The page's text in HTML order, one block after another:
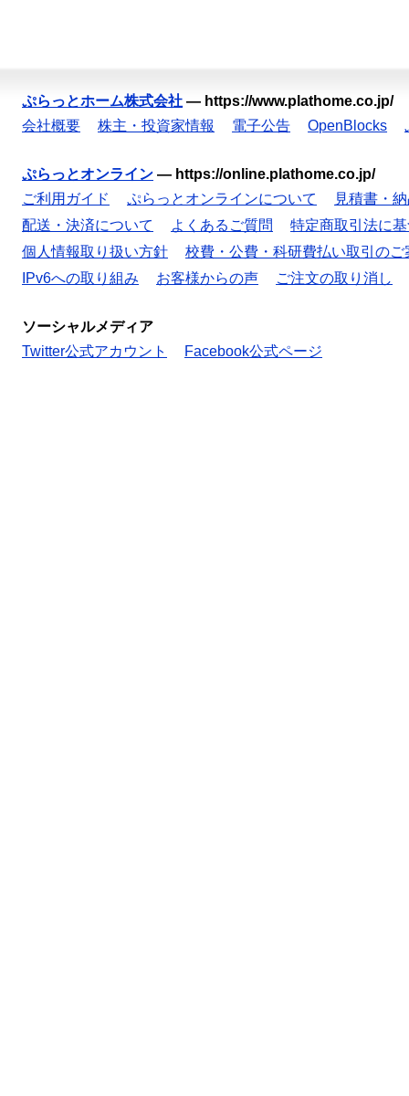
ぷらっとホーム株式会社 — https://www.plathome.co.jp/
会社概要
株主・投資家情報 電子公告 OpenBlocks
ぷらっとオンライン — https://online.plathome.co.jp/
ご利用ガイド
ぷらっとオンラインについて
見積書・
配送・決済について
よくあるご質問
特定商取引法に
個人情報取り扱い方針
校費・公費・科研費払い取引のご
IPv6への取り組み
お客様からの声 ご注文の取り消し
ソーシャルメディア
Twitter公式アカウント
Facebook公式ページ